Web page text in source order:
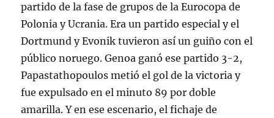
partido de la fase de grupos de la Eurocopa de
Polonia y Ucrania. Era un partido especial y el
Dortmund y Evonik tuvieron así un guiño con el
público noruego. Genoa ganó ese partido 3-2,
Papastathopoulos metió el gol de la victoria y
fue expulsado en el minuto 89 por doble
amarilla. Y en ese escenario, el fichaje de